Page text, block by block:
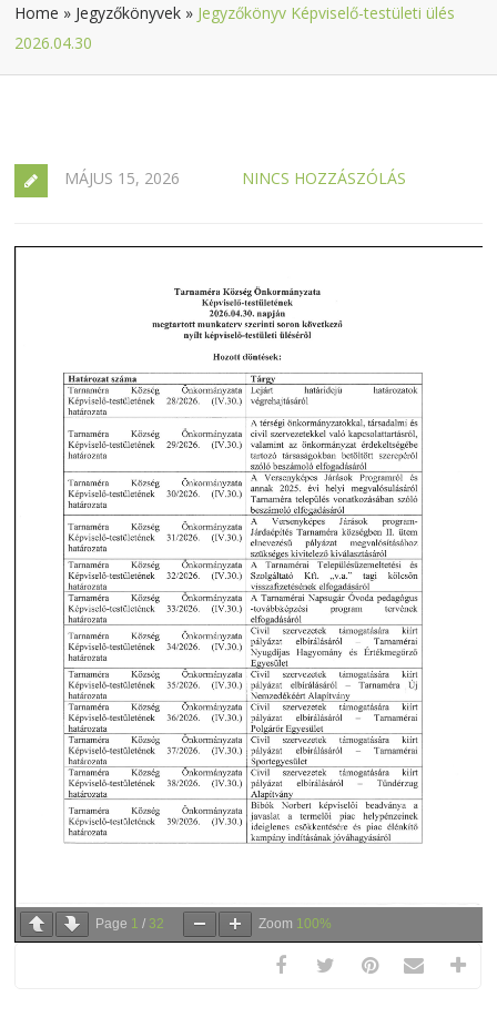
Home » Jegyzőkönyvek » Jegyzőkönyv Képviselő-testületi ülés
2026.04.30
MÁJUS 15, 2026 NINCS HOZZÁSZÓLÁS
Page 1 / 32 Zoom 100%